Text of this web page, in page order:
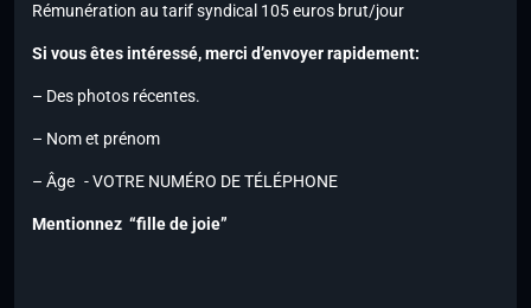
Rémunération au tarif syndical 105 euros brut/jour
Si vous êtes intéressé, merci d’envoyer rapidement:
– Des photos récentes.
– Nom et prénom
– Âge - VOTRE NUMÉRO DE TÉLÉPHONE
Mentionnez “fille de joie”